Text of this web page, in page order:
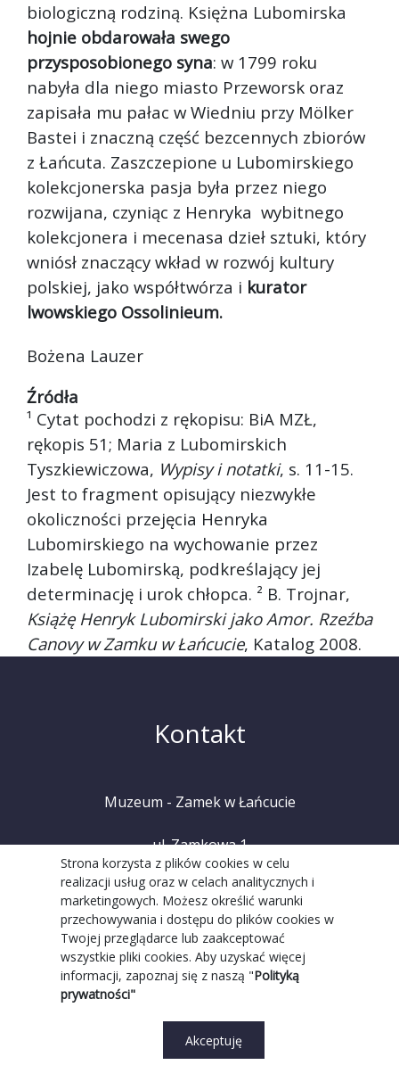
biologiczną rodziną. Księżna Lubomirska
hojnie obdarowała swego
przysposobionego syna: w 1799 roku
nabyła dla niego miasto Przeworsk oraz
zapisała mu pałac w Wiedniu przy Mölker
Bastei i znaczną część bezcennych zbiorów
z Łańcuta. Zaszczepione u Lubomirskiego
kolekcjonerska pasja była przez niego
rozwijana, czyniąc z Henryka wybitnego
kolekcjonera i mecenasa dzieł sztuki, który
wniósł znaczący wkład w rozwój kultury
polskiej, jako współtwórza i kurator
lwowskiego Ossolinieum.
Bożena Lauzer
Źródła
¹ Cytat pochodzi z rękopisu: BiA MZŁ,
rękopis 51; Maria z Lubomirskich
Tyszkiewiczowa, Wypisy i notatki, s. 11-15.
Jest to fragment opisujący niezwykłe
okoliczności przejęcia Henryka
Lubomirskiego na wychowanie przez
Izabelę Lubomirską, podkreślający jej
determinację i urok chłopca. ² B. Trojnar,
Książę Henryk Lubomirski jako Amor. Rzeźba
Canovy w Zamku w Łańcucie, Katalog 2008.
Strona korzysta z plików cookies w celu
realizacji usług oraz w celach analitycznych i
marketingowych. Możesz określić warunki
przechowywania i dostępu do plików cookies w
Twojej przeglądarce lub zaakceptować
wszystkie pliki cookies. Aby uzyskać więcej
informacji, zapoznaj się z naszą "Polityką
prywatności"
Akceptuję
Kontakt
Muzeum - Zamek w Łańcucie
ul. Zamkowa 1
37-100 Łańcut
tel. +48 (17) 225 20 08
|| Strona WCAG